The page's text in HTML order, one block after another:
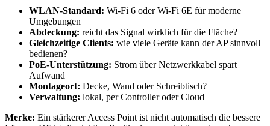
WLAN-Standard: Wi-Fi 6 oder Wi-Fi 6E für moderne
Umgebungen
Abdeckung: reicht das Signal wirklich für die Fläche?
Gleichzeitige Clients: wie viele Geräte kann der AP sinnvoll
bedienen?
PoE-Unterstützung: Strom über Netzwerkkabel spart
Aufwand
Montageort: Decke, Wand oder Schreibtisch?
Verwaltung: lokal, per Controller oder Cloud
Merke: Ein stärkerer Access Point ist nicht automatisch die bessere